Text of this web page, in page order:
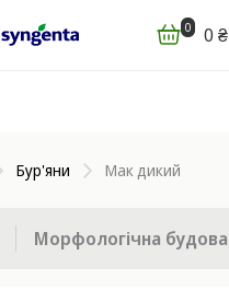
0 0 ₴
Бур'яни Мак дикий
Морфологічна будова